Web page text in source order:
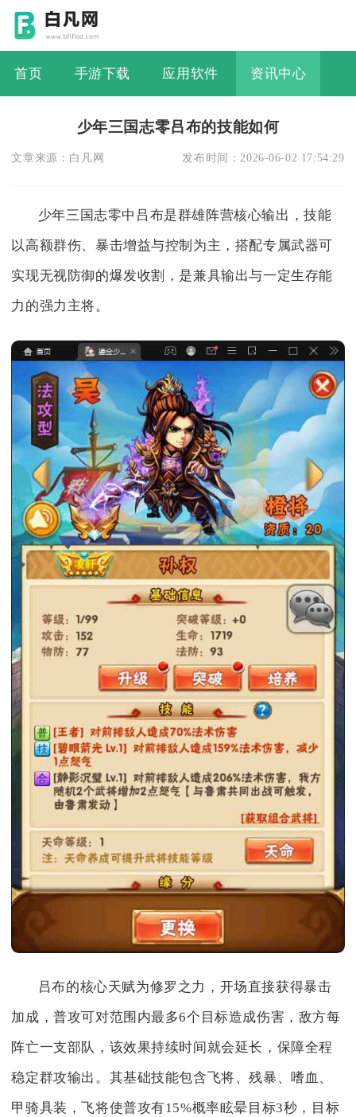
首页 手游下载 应用软件 资讯中心
少年三国志零吕布的技能如何
文章来源： 白凡网 发布时间： 2026-06-02 17:54:29
少年三国志零中吕布是群雄阵营核心输出，技能
以高额群伤、暴击增益与控制为主，搭配专属武器可
实现无视防御的爆发收割，是兼具输出与一定生存能
力的强力主将。
吕布的核心天赋为修罗之力，开场直接获得暴击
加成，普攻可对范围内最多6个目标造成伤害，敌方每
阵亡一支部队，该效果持续时间就会延长，保障全程
稳定群攻输出。其基础技能包含飞将、残暴、嗜血、
甲骑具装，飞将使普攻有15%概率眩晕目标3秒，目标